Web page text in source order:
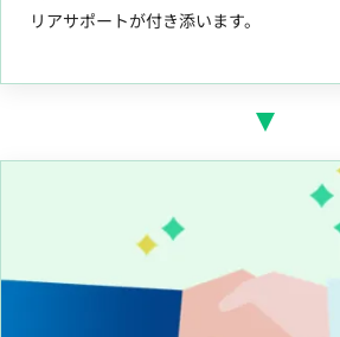
リアサポートが付き添います。